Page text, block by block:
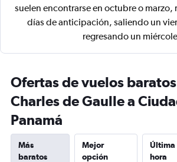
suelen encontrarse en octubre o marzo,
días de anticipación, saliendo un
regresando un
Ofertas de vuelos
Charles de Gaulle a
Panamá
Más
baratos
Mejor
opción
Última
hora